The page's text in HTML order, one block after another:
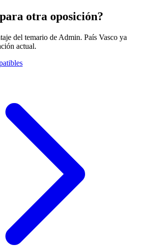
otra oposición?
del temario de Admin. País Vasco ya
actual.